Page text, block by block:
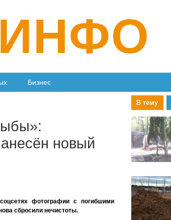
ИНФО
Бизнес
новый
фотографии с погибшими
сбросили нечистоты.
В тему